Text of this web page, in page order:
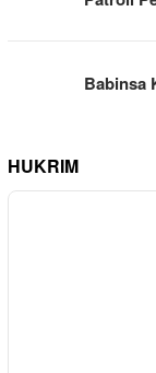
Babinsa
HUKRIM